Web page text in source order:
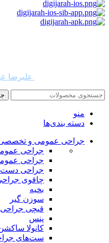
علیرضا
منو
دسته بندی‌ها
جراحی عمومی و
جراحی
جراحی
جراحی دست
چاقوی
بخیه
سوزن‌ گیر
قیچی‌ جراحی
پنس
کانولا
ست‌های